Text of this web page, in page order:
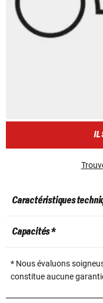
IL
Caractéristiques
Capacités *
* Nous évaluons
constitue aucune